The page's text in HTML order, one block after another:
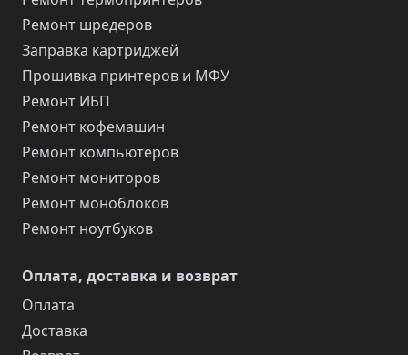
Ремонт шредеров
Заправка картриджей
Прошивка принтеров и МФУ
Ремонт ИБП
Ремонт кофемашин
Ремонт компьютеров
Ремонт мониторов
Ремонт моноблоков
Ремонт ноутбуков
Оплата, доставка и возврат
Оплата
Доставка